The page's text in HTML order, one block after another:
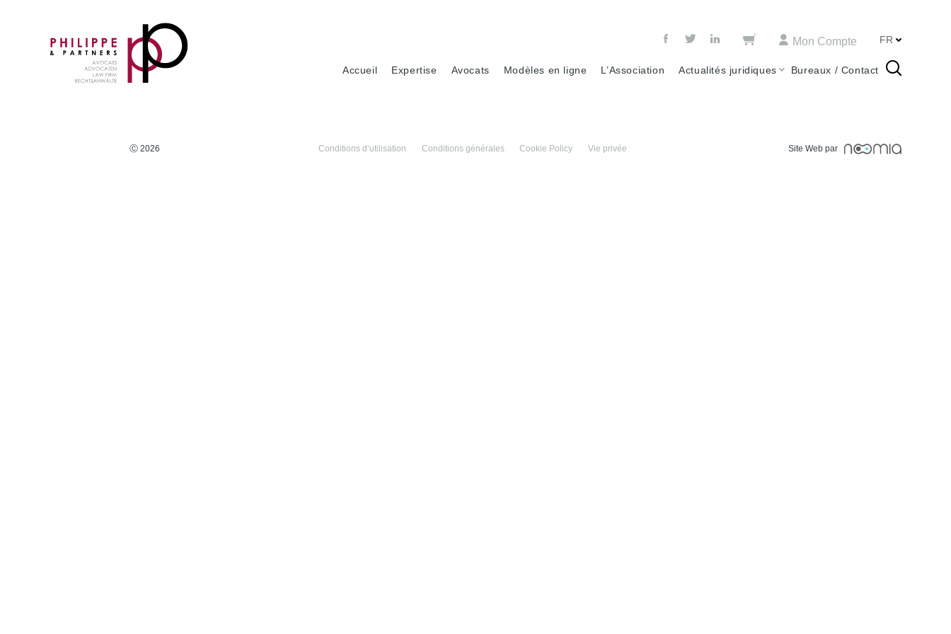
FR
Mon Compte
Accueil Expertise Avocats Modèles en ligne L’Association Actualités juridiques Bureaux / Contact
Ⓒ 2026 Conditions d’utilisation Conditions générales Cookie Policy Vie privée Site Web par